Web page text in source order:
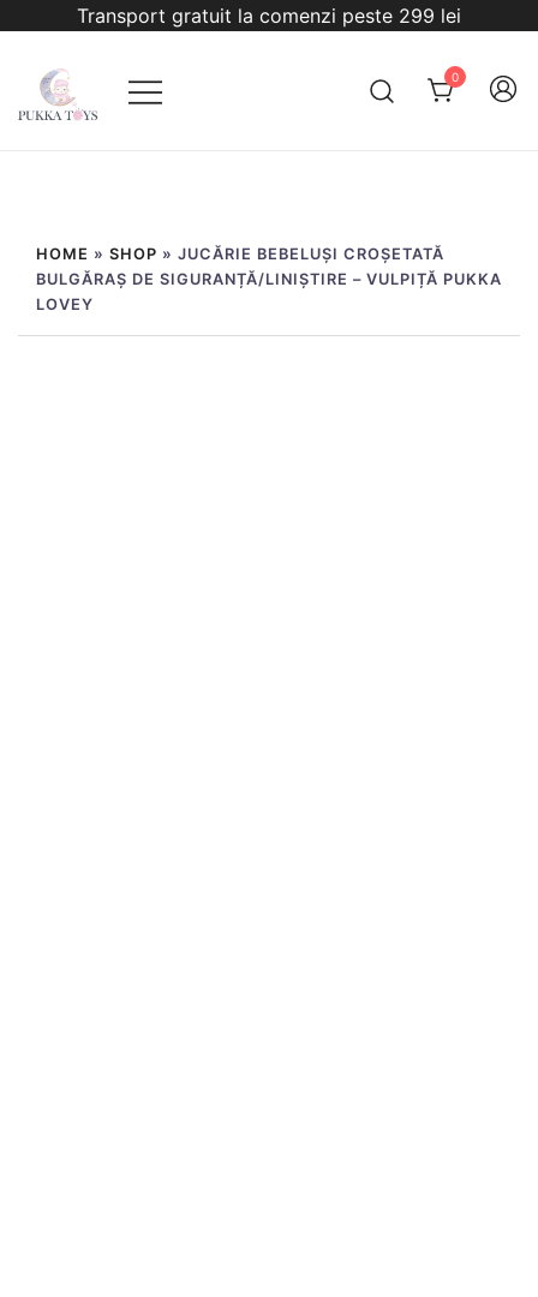
conținut
Transport gratuit la comenzi peste 299 lei
0
HOME » SHOP » JUCĂRIE BEBELUȘI CROȘETATĂ
BULGĂRAȘ DE SIGURANȚĂ/LINIȘTIRE – VULPIȚĂ PUKKA
LOVEY